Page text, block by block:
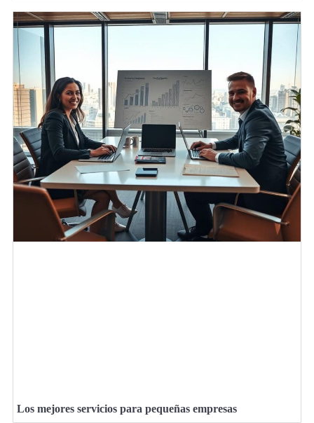
Los mejores servicios para pequeñas empresas